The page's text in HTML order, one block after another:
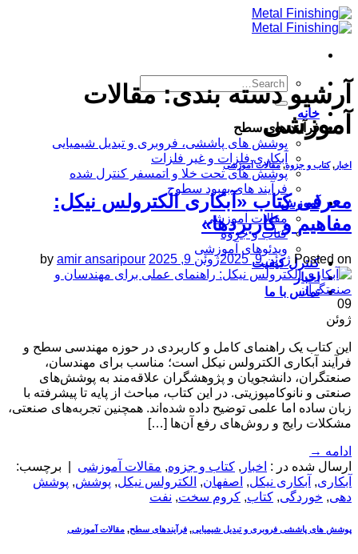
Skip
to
خانه
فرآیند های سطح
پوشش های پاششی، فروبری و تبدیل شیمیایی
آبکاری فلزات و غیر فلزات
پوشش های تحت خلا و اتمسفر کنترل شده
فرآیند های بهبود سطوح
آموزش
مقالات آموزشی
کتاب و جزوه
ویدئوهای آموزشی
کنترل کیفیت
اخبار
تماس با ما
آرشیو دسته بندی:مقالات
آموزشی
اخبار ,کتاب و جزوه,مقالات آموزشی
معرفی کتاب «آبکاری الکترولس نیکل:
مفاهیم و کاربردها»
Posted on ژوئن 9, 2025 ژوئن 9, 2025 by amir ansaripour
09
ژوئن
این کتاب یک راهنمای کامل و کاربردی در حوزه مهندسی سطح و
فرآیند آبکاری الکترولس نیکل است؛ مناسب برای مهندسان،
صنعتگران، دانشجویان و پژوهشگران علاقه‌مند به پوشش‌های
صنعتی و نانوکامپوزیتی. در این کتاب، مباحث از پایه تا پیشرفته با
زبان ساده اما علمی توضیح داده شده‌اند. همچنین تجربه‌های صنعتی،
مشکلات رایج و روش‌های رفع آن‌ها […]
ادامه →
ارسال شده در : اخبار , کتاب و جزوه, مقالات آموزشی
برچسب:
آبکاری, آبکاری نیکل, اصفهان, الکترولس نیکل, پوشش, پوشش
دهی, خوردگی, کتاب, کروم سخت, نفت
پوشش های پاششی فروبری و تبدیل شیمیایی, فرآیندهای سطح, مقالات آموزشی